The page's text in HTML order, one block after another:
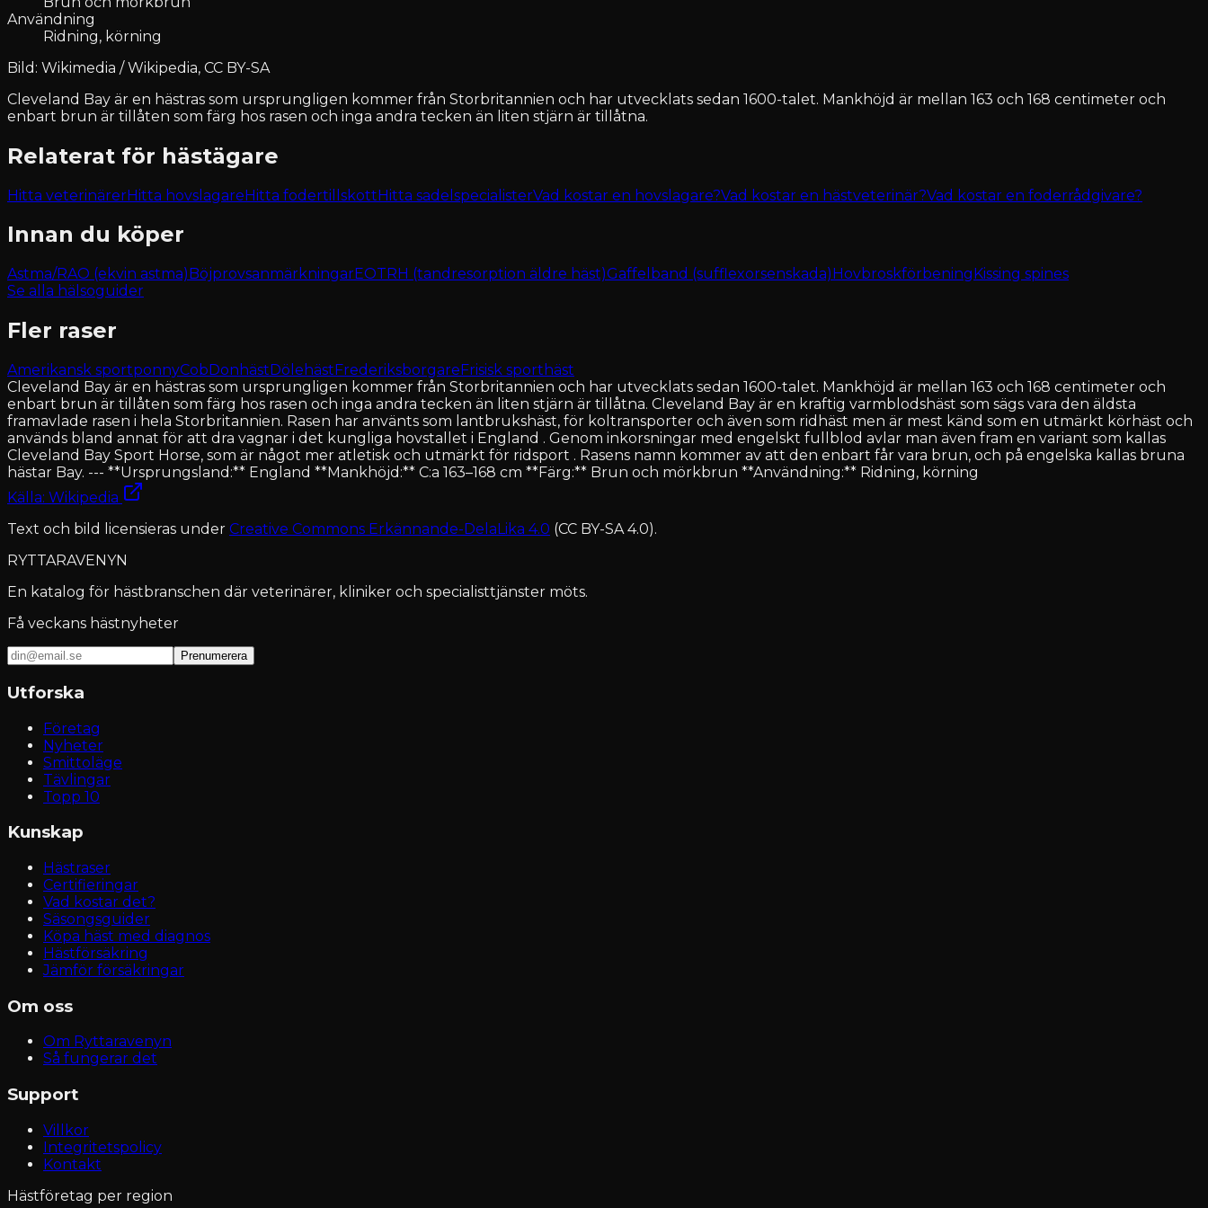
Användning
Ridning, körning
Bild: Wikimedia / Wikipedia, CC BY-SA
Cleveland Bay är en hästras som ursprungligen kommer från Storbritannien och har utvecklats sedan 1600-talet. Mankhöjd är mellan 163 och 168 centimeter och
enbart brun är tillåten som färg hos rasen och inga andra tecken än liten stjärn är tillåtna.
Relaterat för hästägare
Hitta veterinärerHitta hovslagareHitta fodertillskottHitta sadelspecialisterVad kostar en hovslagare?Vad kostar en hästveterinär?Vad kostar en foderrådgivare?
Innan du köper
Astma/RAO (ekvin astma) BöjprovsanmärkningarEOTRH (tandresorption äldre häst)Gaffelband (sufflexorsenskada) Hovbroskförbening Kissing spines
Se alla hälsoguider
Fler raser
Amerikansk sportponnyCob Donhäst Dölehäst Frederiksborgare Frisisk sporthäst
Cleveland Bay är en hästras som ursprungligen kommer från Storbritannien och har utvecklats sedan 1600-talet. Mankhöjd är mellan 163 och 168 centimeter och
enbart brun är tillåten som färg hos rasen och inga andra tecken än liten stjärn är tillåtna. Cleveland Bay är en kraftig varmblodshäst som sägs vara den äldsta
framavlade rasen i hela Storbritannien. Rasen har använts som lantbrukshäst, för koltransporter och även som ridhäst men är mest känd som en utmärkt körhäst och
används bland annat för att dra vagnar i det kungliga hovstallet i England . Genom inkorsningar med engelskt fullblod avlar man även fram en variant som kallas
Cleveland Bay Sport Horse, som är något mer atletisk och utmärkt för ridsport . Rasens namn kommer av att den enbart får vara brun, och på engelska kallas bruna
hästar Bay. --- **Ursprungsland:** England **Mankhöjd:** C:a 163–168 cm **Färg:** Brun och mörkbrun **Användning:** Ridning, körning
Källa: Wikipedia
Text och bild licensieras under Creative Commons Erkännande-DelaLika 4.0 (CC BY-SA 4.0).
RYTTARAVENYN
En katalog för hästbranschen där veterinärer, kliniker och specialisttjänster möts.
Få veckans hästnyheter
Prenumerera
Utforska
Företag
Nyheter
Smittoläge
Tävlingar
Topp 10
Kunskap
Hästraser
Certifieringar
Vad kostar det?
Säsongsguider
Köpa häst med diagnos
Hästförsäkring
Jämför försäkringar
Om oss
Om Ryttaravenyn
Så fungerar det
Support
Villkor
Integritetspolicy
Kontakt
Hästföretag per region